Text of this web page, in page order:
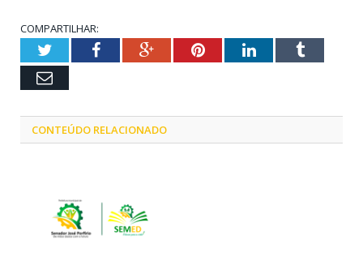
COMPARTILHAR:
TwitterFacebookGoogle+PinterestLinkedInTumblr
Email
CONTEÚDO RELACIONADO